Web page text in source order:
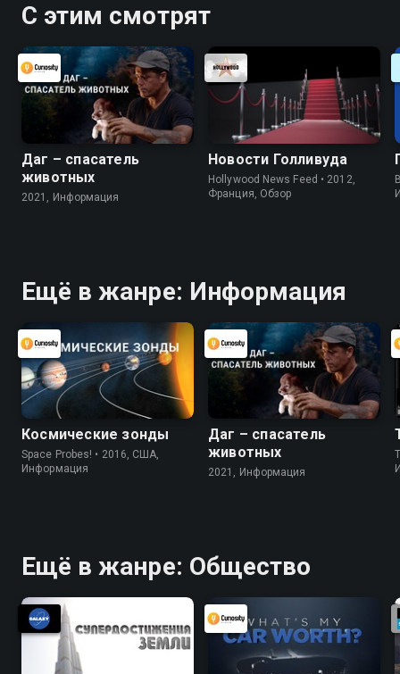
С этим смотрят
Даг – спасатель
животных
2021, Информация
Новости Голливуда
Hollywood News Feed • 2012,
Франция, Обзор
Ещё в жанре: Информация
Космические зонды
Space Probes! • 2016, США,
Информация
Даг – спасатель
животных
2021, Информация
Ещё в жанре: Общество